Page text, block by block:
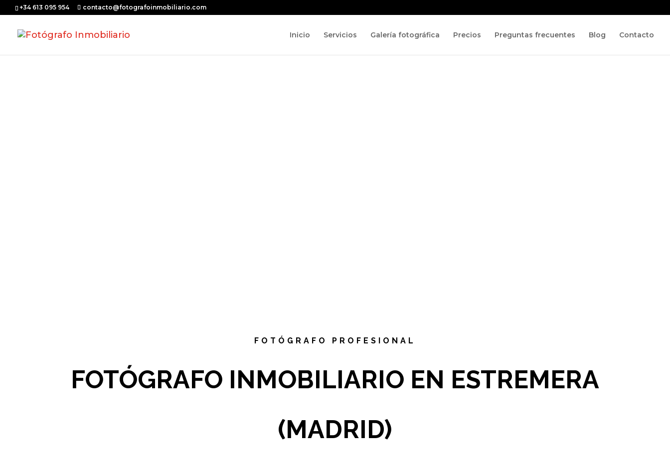
+34 613 095 954 contacto@fotografoinmobiliario.com
Inicio Servicios Galería fotográfica Precios Preguntas frecuentes Blog Contacto
FOTÓGRAFO PROFESIONAL
FOTÓGRAFO INMOBILIARIO EN ESTREMERA
(MADRID)